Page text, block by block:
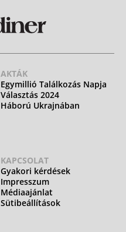
AKTÁK
Egymillió Találkozás Napja
Választás 2024
Háború Ukrajnában
KAPCSOLAT
Gyakori kérdések
Impresszum
Médiaajánlat
Sütibeállítások